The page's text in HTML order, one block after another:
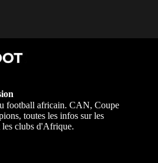
football africain. CAN, Coupe
toutes les infos sur les
les clubs d'Afrique.